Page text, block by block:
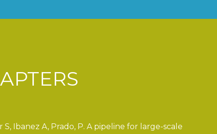
S, Ibanez A, Prado, P.A pipeline for large-scale